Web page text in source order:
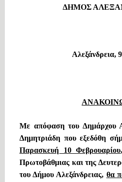
ΔΗΜΟΣ
Αλεξάνδρεια,
Με απόφαση του Δημάρχου
Δημητριάδη που εξεδόθη
Παρασκευή 10 Φεβρουαρίου
Πρωτοβάθμιας και της
του Δήμου Αλεξάνδρειας, θα